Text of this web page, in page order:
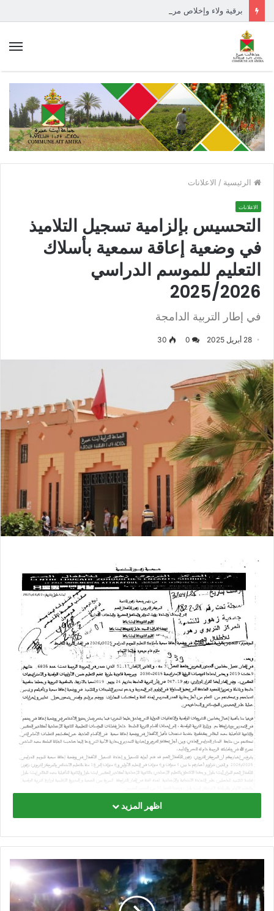
برقية ولاء وإخلاص مرفوعة إلى السدة العالية بالله
الرئيسية / الاعلانات
الاعلانات
التحسيس بإلزامية تسجيل التلاميذ
في وضعية إعاقة سمعية بأسلاك
التعليم للموسم الدراسي
2025/2026
في إطار التربية الدامجة
28 أبريل 2025 0
30
اظهر المزيد